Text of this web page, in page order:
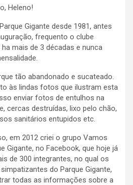
Heleno!
Gigante desde 1981, antes
frequento o clube
mais de 3 décadas e nunca
tão abandonado e sucateado.
às lindas fotos que ilustram esta
enviar fotos de entulhos na
cercas destruídas, lixo pelo chão,
sanitários entupidos etc.
em 2012 criei o grupo Vamos
Gigante, no Facebook, que hoje já
de 300 integrantes, no qual os
do Parque Gigante,
todas as informações sobre a